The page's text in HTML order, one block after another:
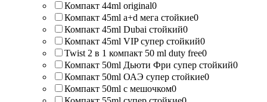
Компакт 44ml original0
Компакт 45ml a+d мега стойкие0
Компакт 45ml Dubai стойкий0
Компакт 45ml VIP супер стойкий0
Twist 2 в 1 компакт 50 ml duty free0
Компакт 50ml Дьюти Фри супер стойкий0
Компакт 50ml ОАЭ супер стойкие0
Компакт 50ml с мешочком0